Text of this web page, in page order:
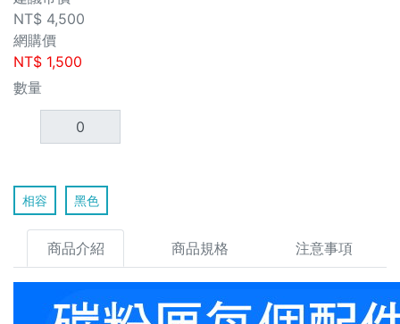
NT$ 4,500
網購價
NT$ 1,500
數量
相容 黑色
商品介紹 商品規格 注意事項